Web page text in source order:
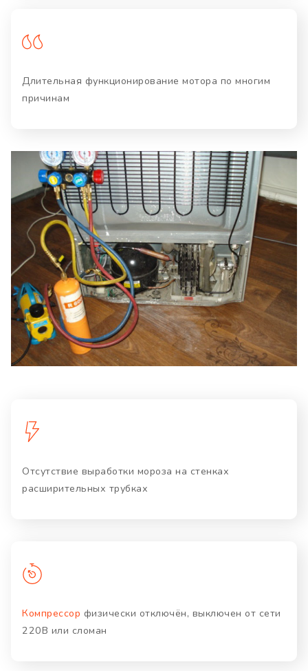
Длительная функционирование мотора по многим
причинам
Отсутствие выработки мороза на стенках
расширительных трубках
Компрессор физически отключён, выключен от сети
220В или сломан